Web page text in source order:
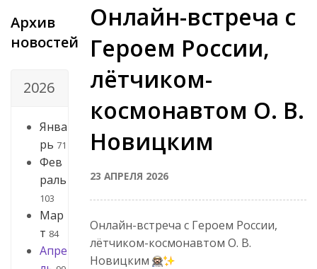
Архив
новостей
2026
Янва
рь 71
Фев
раль
103
Мар
т 84
Апре
Онлайн-встреча с
Героем России,
лётчиком-
космонавтом О. В.
Новицким
23 АПРЕЛЯ 2026
Онлайн-встреча с Героем России,
лётчиком-космонавтом О. В.
Новицким